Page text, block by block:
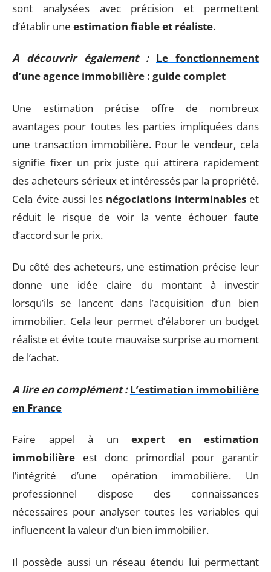
sont analysées avec précision et permettent
d’établir une estimation fiable et réaliste.
A découvrir également : Le fonctionnement
d’une agence immobilière : guide complet
Une estimation précise offre de nombreux
avantages pour toutes les parties impliquées dans
une transaction immobilière. Pour le vendeur, cela
signifie fixer un prix juste qui attirera rapidement
des acheteurs sérieux et intéressés par la propriété.
Cela évite aussi les négociations interminableset
réduit le risque de voir la vente échouer faute
d’accord sur le prix.
Du côté des acheteurs, une estimation précise leur
donne une idée claire du montant à investir
lorsqu’ils se lancent dans l’acquisition d’un bien
immobilier. Cela leur permet d’élaborer un budget
réaliste et évite toute mauvaise surprise au moment
de l’achat.
A lire en complément : L’estimation immobilière
en France
Faire appel à un expert en estimation
immobilière est donc primordial pour garantir
l’intégrité d’une opération immobilière. Un
professionnel dispose des connaissances
nécessaires pour analyser toutes les variables qui
influencent la valeur d’un bien immobilier.
Il possède aussi un réseau étendu lui permettant